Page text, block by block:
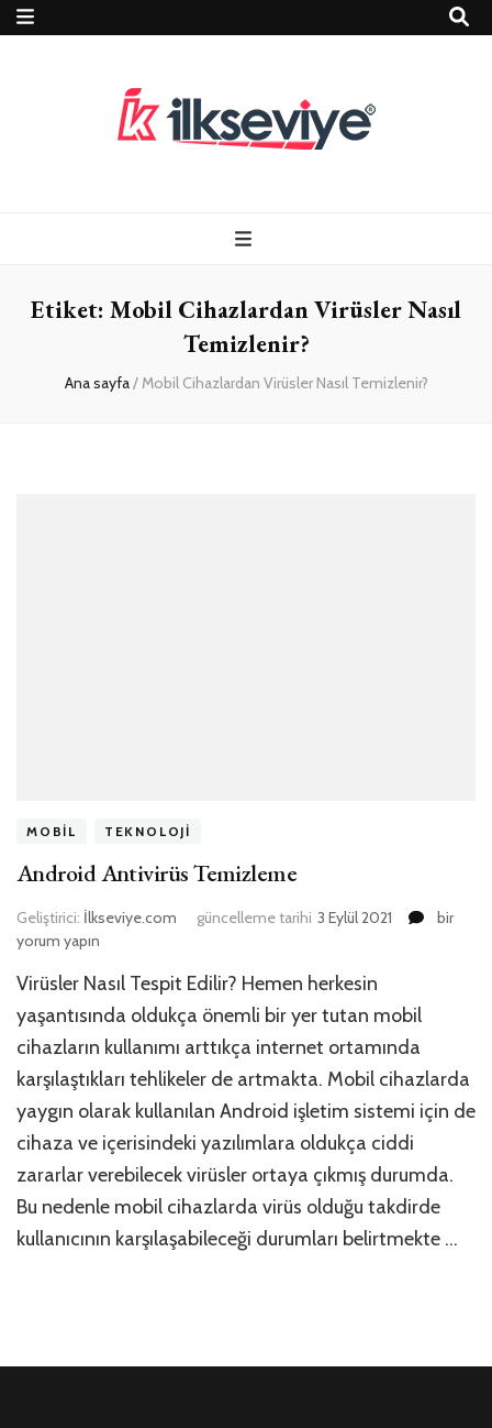
ve Travel – Tur
Rehberi
Etiket: Mobil Cihazlardan Virüsler Nasıl
Temizlenir?
Ana sayfa/Mobil Cihazlardan Virüsler Nasıl Temizlenir?
MOBIL TEKNOLOJI
Android Antivirüs Temizleme
Geliştirici: İlkseviye.com güncelleme tarihi 3 Eylül 2021
Android
bir
yorum yapın
Virüsler Nasıl Tespit Edilir? Hemen herkesin
yaşantısında oldukça önemli bir yer tutan mobil
cihazların kullanımı arttıkça internet ortamında
karşılaştıkları tehlikeler de artmakta. Mobil cihazlarda
yaygın olarak kullanılan Android işletim sistemi için de
cihaza ve içerisindeki yazılımlara oldukça ciddi
zararlar verebilecek virüsler ortaya çıkmış durumda.
Bu nedenle mobil cihazlarda virüs olduğu takdirde
kullanıcının karşılaşabileceği durumları belirtmekte …